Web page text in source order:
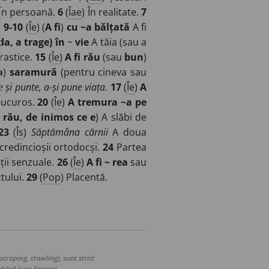
În persoană.6(Îae) În realitate.7
9-10 (Îe) (A fi) cu ~a bălțată A fi
da, a trage) în ~vieA tăia (sau a
15 (Îe) A fi rău (sau bun)
la)saramură (pentru cineva sau
și punte, a-și pune viața. 17(Îe)A
20 (Îe)A tremura ~a pe
rău, de inimos ce e) A slăbi de
(Îs)Săptămâna cărniiA doua
ortodocși.24 Partea
senzuale. 26(Îe) A fi ~ rea sau
29(Pop) Placentă.
crawling), sunt strict